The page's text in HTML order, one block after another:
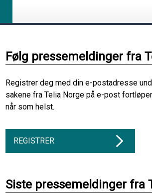
Følg pressemeldinger fra
Registrer deg med din e-postadresse
sakene fra Telia Norge på e-post
når som helst.
REGISTRER
Siste pressemeldinger fra